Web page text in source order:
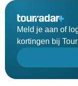
Meld je aan of
kortingen bij